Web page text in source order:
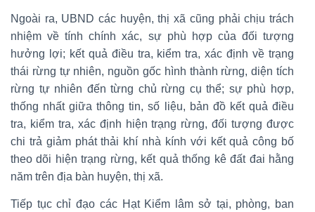
Ngoài ra, UBND các huyện, thị xã cũng phải chịu trách
nhiệm về tính chính xác, sự phù hợp của đối tượng
hưởng lợi; kết quả điều tra, kiểm tra, xác định về trạng
thái rừng tự nhiên, nguồn gốc hình thành rừng, diện tích
rừng tự nhiên đến từng chủ rừng cụ thể; sự phù hợp,
thống nhất giữa thông tin, số liệu, bản đồ kết quả điều
tra, kiểm tra, xác định hiện trạng rừng, đối tượng được
chi trả giảm phát thải khí nhà kính với kết quả công bố
theo dõi hiện trạng rừng, kết quả thống kê đất đai hằng
năm trên địa bàn huyện, thị xã.
Tiếp tục chỉ đạo các Hạt Kiểm lâm sở tại, phòng, ban